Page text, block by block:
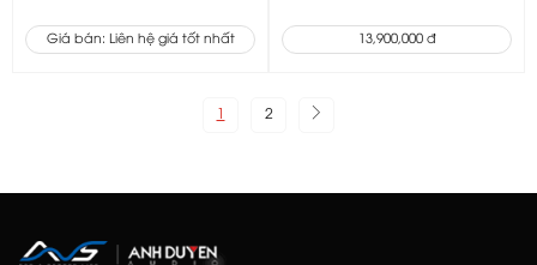
Giá bán: Liên hệ giá tốt nhất 13,900,000 đ
2